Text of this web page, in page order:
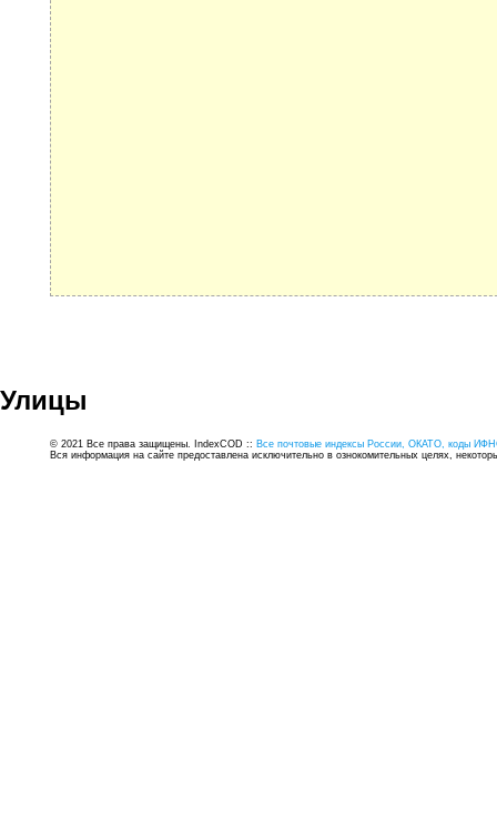
Улицы
© 2021 Все права защищены. IndexCOD :: Все почтовые индексы России, ОКАТО, коды
Вся информация на сайте предоставлена исключительно в ознокомительных целях,